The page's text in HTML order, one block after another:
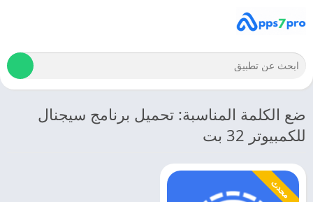
ضع الكلمة المناسبة: تحميل برنامج سيجنال
للكمبيوتر 32 بت
محدث